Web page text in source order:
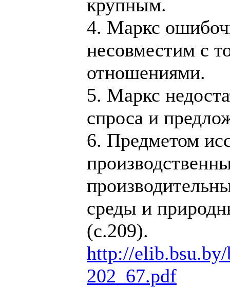
крупным.
4. Маркс
несовместим с
отношениями.
5. Маркс
спроса и
6. Предметом
среды и
(с.209).
http://
202_67.pdf